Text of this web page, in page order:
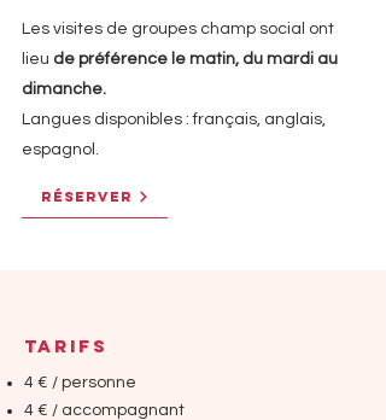
Les visites de groupes champ social ont
lieu de préférence le matin, du mardi au
dimanche.
Langues disponibles : français, anglais,
espagnol.
RÉSERVER
TARIFs
4 € / personne
4 € / accompagnant